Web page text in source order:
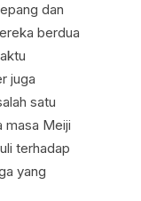
dan
berdua
juga
satu
masa Meiji
terhadap
yang